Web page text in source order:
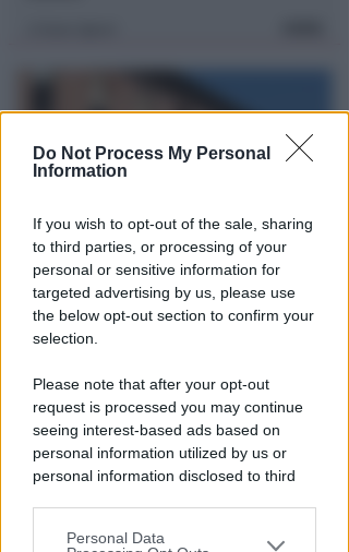
Do Not Process My Personal
Information
If you wish to opt-out of the sale, sharing
to third parties, or processing of your
personal or sensitive information for
targeted advertising by us, please use
the below opt-out section to confirm your
selection.
Please note that after your opt-out
request is processed you may continue
seeing interest-based ads based on
personal information utilized by us or
personal information disclosed to third
You may separately opt-out of the further
Personal Data
BOLOGNESE E NON SOLO
Controlli nelle colonie
abbandonate: due denunce per
Redazione